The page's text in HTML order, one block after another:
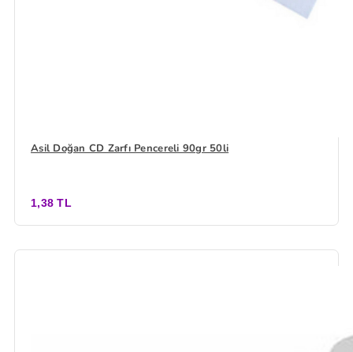
Asil Doğan CD Zarfı Pencereli 90gr 50li
1,38 TL